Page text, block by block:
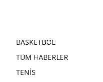
BASKETBOL
TÜM HABERLER
TENİS